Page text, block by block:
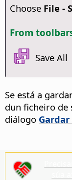
Choose File -
From
Save All
Se está a
dun ficheiro de
diálogo